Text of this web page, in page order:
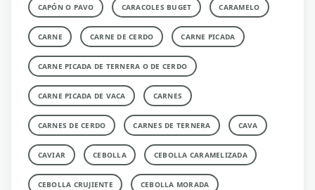
CAPÓN O PAVO CARACOLES BUGET CARAMELO
CARNE CARNE DE CERDO CARNE PICADA
CARNE PICADA DE TERNERA O DE CERDO
CARNE PICADA DE VACA CARNES
CARNES DE CERDO CARNES DE TERNERA CAVA
CAVIAR CEBOLLA CEBOLLA CARAMELIZADA
CEBOLLA CRUJIENTE CEBOLLA MORADA